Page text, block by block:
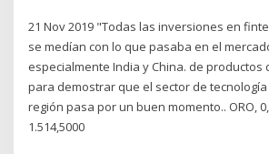
21 Nov 2019 "Todas las inversiones en
se medían con lo que pasaba en el
especialmente India y China. de productos
para demostrar que el sector de
región pasa por un buen momento.. ORO,
1.514,5000